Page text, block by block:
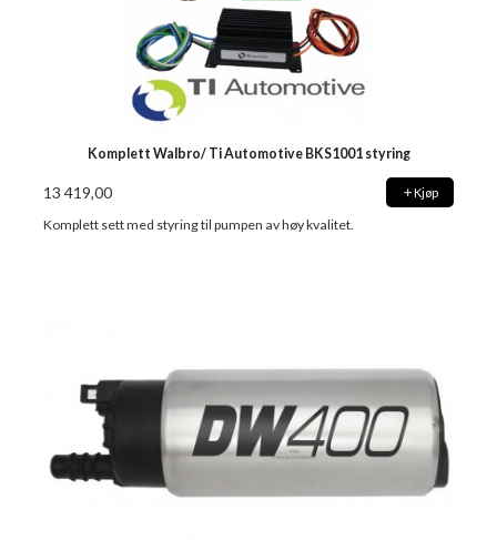
Komplett Walbro/ Ti Automotive BKS1001 styring
13 419,00 Kjøp
Komplett sett med styring til pumpen av høy kvalitet.